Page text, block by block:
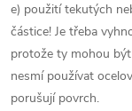
e) použití tekutých
částice! Je třeba
protože ty mohou
nesmí používat
porušují povrch.